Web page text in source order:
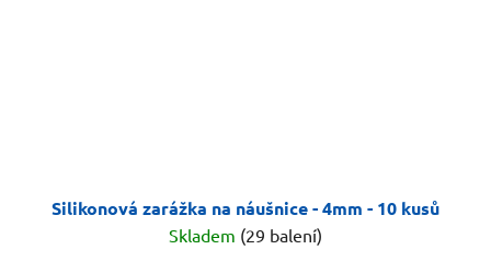
Silikonová zarážka na náušnice - 4mm - 10 kusů
Skladem (29 balení)